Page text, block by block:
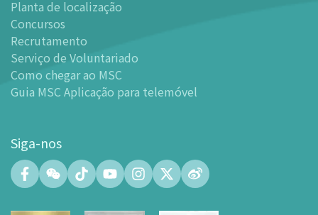
- Guia MSC Aplicação para telemóvel
Instalações
-
Mundo das Crianças
- Centro de Exibições
- Planetário
leitura
- Laboratório de Fabricação Digital (FABLAB)
- Laboratório de Redes (NetLab)
Planta de localização
Concursos
Recrutamento
Serviço de Voluntariado
Como chegar ao MSC
Guia MSC Aplicação para telemóvel
Siga-nos